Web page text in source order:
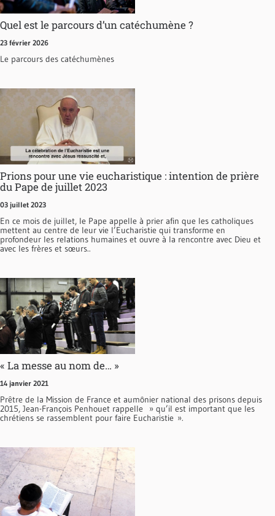
Quel est le parcours d’un catéchumène ?
23 février 2026
Le parcours des catéchumènes
Prions pour une vie eucharistique : intention de prière
du Pape de juillet 2023
03 juillet 2023
En ce mois de juillet, le Pape appelle à prier afin que les catholiques
mettent au centre de leur vie l’Eucharistie qui transforme en
profondeur les relations humaines et ouvre à la rencontre avec Dieu et
avec les frères et sœurs..
« La messe au nom de… »
14 janvier 2021
Prêtre de la Mission de France et aumônier national des prisons depuis
2015, Jean-François Penhouet rappelle » qu’il est important que les
chrétiens se rassemblent pour faire Eucharistie ».